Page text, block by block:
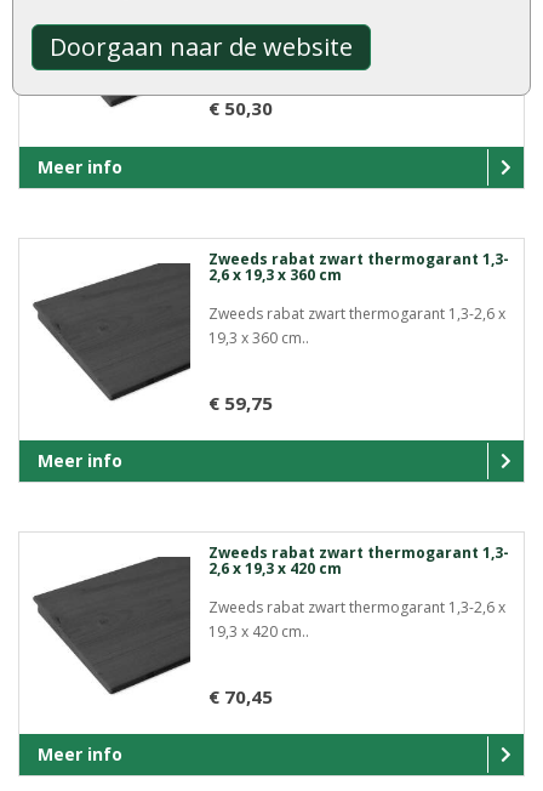
Doorgaan naar de website
19,3 x 300 cm..
€ 50,30
Meer info
Zweeds rabat zwart thermogarant 1,3-
2,6 x 19,3 x 360 cm
Zweeds rabat zwart thermogarant 1,3-2,6 x
19,3 x 360 cm..
€ 59,75
Meer info
Zweeds rabat zwart thermogarant 1,3-
2,6 x 19,3 x 420 cm
Zweeds rabat zwart thermogarant 1,3-2,6 x
19,3 x 420 cm..
€ 70,45
Meer info